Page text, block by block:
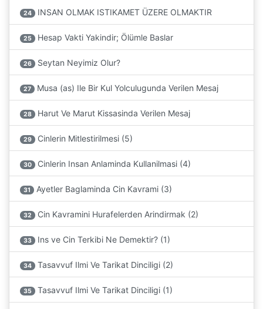
24 INSAN OLMAK ISTIKAMET ÜZERE OLMAKTIR
25 Hesap Vakti Yakindir; Ölümle Baslar
26 Seytan Neyimiz Olur?
27 Musa (as) Ile Bir Kul Yolculugunda Verilen Mesaj
28 Harut Ve Marut Kissasinda Verilen Mesaj
29 Cinlerin Mitlestirilmesi (5)
30 Cinlerin Insan Anlaminda Kullanilmasi (4)
31 Ayetler Baglaminda Cin Kavrami (3)
32 Cin Kavramini Hurafelerden Arindirmak (2)
33 Ins ve Cin Terkibi Ne Demektir? (1)
34 Tasavvuf Ilmi Ve Tarikat Dinciligi (2)
35 Tasavvuf Ilmi Ve Tarikat Dinciligi (1)